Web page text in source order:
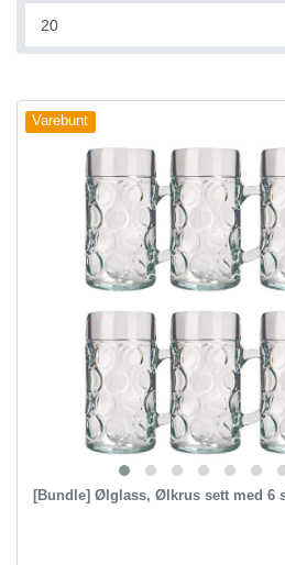
Varebunt
[Bundle] Ølglass, Ølkrus sett med 6